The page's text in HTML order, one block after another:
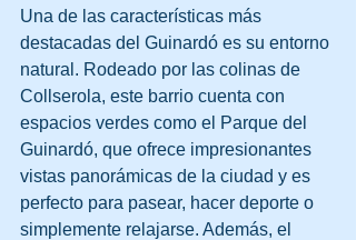
Una de las características más
destacadas del Guinardó es su entorno
natural. Rodeado por las colinas de
Collserola, este barrio cuenta con
espacios verdes como el Parque del
Guinardó, que ofrece impresionantes
vistas panorámicas de la ciudad y es
perfecto para pasear, hacer deporte o
simplemente relajarse. Además, el